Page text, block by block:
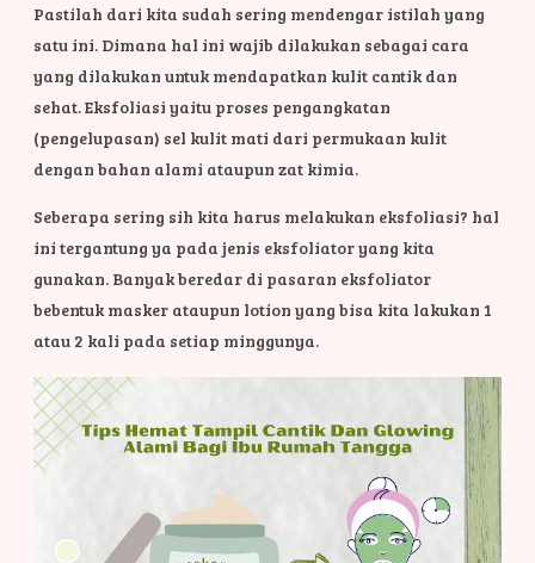
Pastilah dari kita sudah sering mendengar istilah yang
satu ini. Dimana hal ini wajib dilakukan sebagai cara
yang dilakukan untuk mendapatkan kulit cantik dan
sehat. Eksfoliasi yaitu proses pengangkatan
(pengelupasan) sel kulit mati dari permukaan kulit
dengan bahan alami ataupun zat kimia.
Seberapa sering sih kita harus melakukan eksfoliasi? hal
ini tergantung ya pada jenis eksfoliator yang kita
gunakan. Banyak beredar di pasaran eksfoliator
bebentuk masker ataupun lotion yang bisa kita lakukan 1
atau 2 kali pada setiap minggunya.